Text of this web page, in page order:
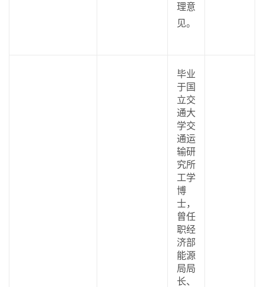
理意
见。
毕业
于国
立交
通大
学交
通运
输研
究所
工学
博
士，
曾任
职经
济部
能源
局局
长、